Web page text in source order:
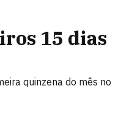
15 dias
quinzena do mês no